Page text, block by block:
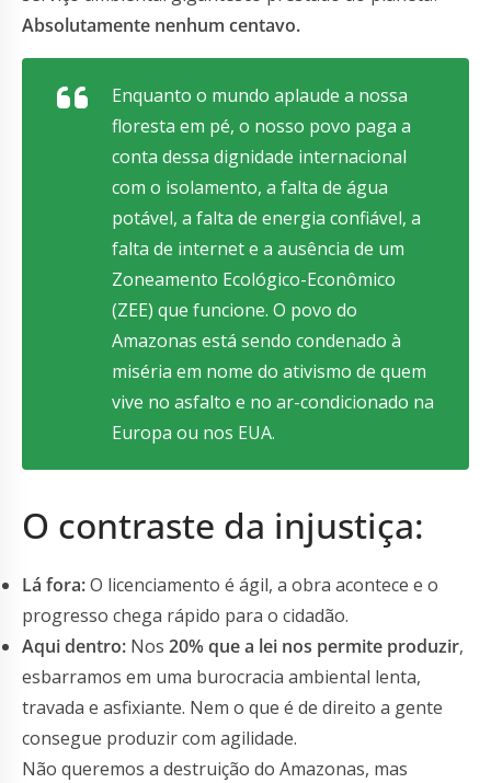
Absolutamente nenhum centavo.
Enquanto o mundo aplaude a nossa
floresta em pé, o nosso povo paga a
conta dessa dignidade internacional
com o isolamento, a falta de água
potável, a falta de energia confiável, a
falta de internet e a ausência de um
Zoneamento Ecológico-Econômico
(ZEE) que funcione. O povo do
Amazonas está sendo condenado à
miséria em nome do ativismo de quem
vive no asfalto e no ar-condicionado na
Europa ou nos EUA.
O contraste da injustiça:
Lá fora:O licenciamento é ágil, a obra acontece e o
progresso chega rápido para o cidadão.
Aqui dentro: Nos 20% que a lei nos permite produzir,
esbarramos em uma burocracia ambiental lenta,
travada e asfixiante. Nem o que é de direito a gente
consegue produzir com agilidade.
Não queremos a destruição do Amazonas, mas